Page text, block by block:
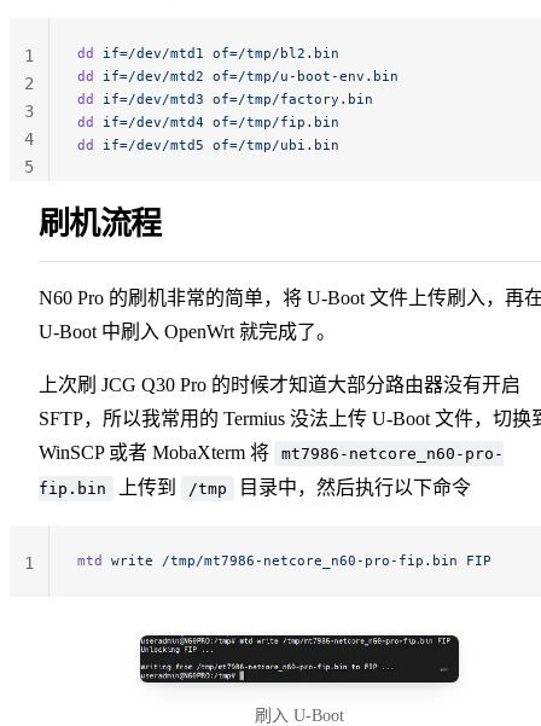
dd if=/dev/mtd1 of=/tmp/bl2.bin
dd
if=/dev/mtd2 of=/tmp/u-boot-env.bin
dd
if=/dev/mtd3 of=/tmp/factory.bin
dd
if=/dev/mtd4 of=/tmp/fip.bin
dd
if=/dev/mtd5 of=/tmp/ubi.bin
1
2
3
4
5
刷机流程
N60 Pro 的刷机非常的简单，将 U-Boot 文件上传刷入，再
U-Boot 中刷入 OpenWrt 就完成了。
上次刷 JCG Q30 Pro 的时候才知道大部分路由器没有开启
SFTP，所以我常用的 Termius 没法上传 U-Boot 文件，切换
WinSCP 或者 MobaXterm 将
mt7986-netcore_n60-pro-
fip.bin
上传到 /tmp 目录中，然后执行以下命令
mtd write /tmp/mt7986-netcore_n60-pro-fip.bin FIP
1
刷入 U-Boot